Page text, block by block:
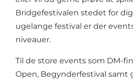
Bridgefestivalen stedet for
ugelange festival er der
niveauer.
Til de store events som DM-
Open, Begynderfestival samt